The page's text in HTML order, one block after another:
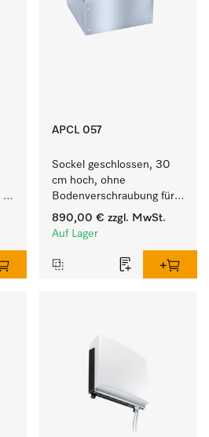
APCL 057
Sockel geschlossen, 30
cm hoch, ohne
Bodenverschraubung für
ein ergonomisches Be-
und Entladen von
Trockner.
890,00 € zzgl. MwSt.
Auf Lager